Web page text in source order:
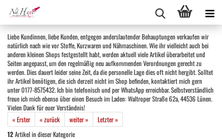
Liebe Kundinnen, liebe Kunden, entgegen anderslautender Behauptungen verkaufen wir
natürlich nach wie vor Stoffe, Kurzwaren und Nähmaschinen. Wie ihr vielleicht auch bei
anderen kleinen Shops festgestellt habt, werden aktuell viele Artikel überarbeitet und
Seiten angepasst, um den regelmäßig neu aufkommenden Verordnungen gerecht zu
werden. Dies dauert leider seine Zeit, da die personelle Lage dies oft nicht hergibt. Solltet
ihr Artikel benötigen, die sich derzeit nicht im Shop befinden, kontaktiert mich gern
unter 0177-8575432. Ich bin telefonisch und per WhatsApp erreichbar. Selbstverständlich
freue ich mich ebenso über einen Besuch im Laden: Waltroper Straße 62a, 44536 Lünen.
Vielen Dank für euer Verständnis!
« Erster
« zurück weiter »
Letzter »
12Artikel in dieser Kategorie